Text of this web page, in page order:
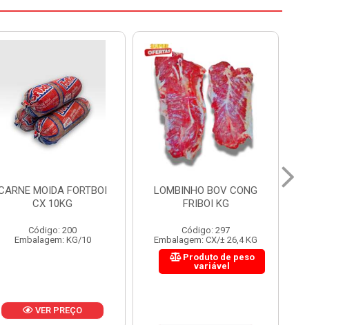
LOMBINHO BOV CONG
FRIBOI KG
Código: 297
Embalagem: CX/± 26,4 KG
FIGADO BOV CONG FRIBOI
KG
Código: 222
Embalagem: CX/± 30,12 KG
Produto de peso
variável